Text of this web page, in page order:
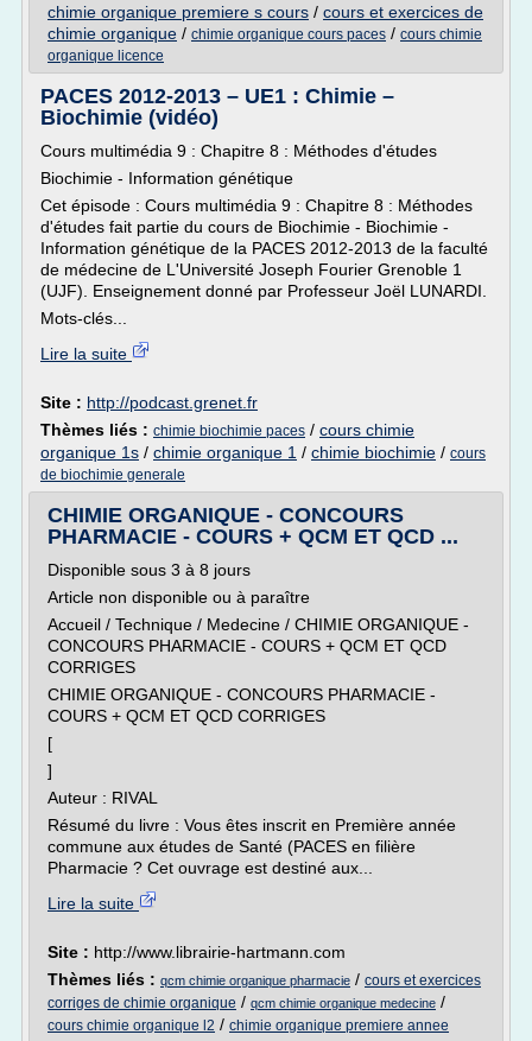
chimie organique premiere s cours / cours et exercices de
chimie organique / chimie organique cours paces / cours chimie
organique licence
PACES 2012-2013 – UE1 : Chimie –
Biochimie (vidéo)
Cours multimédia 9 : Chapitre 8 : Méthodes d'études
Biochimie - Information génétique
Cet épisode : Cours multimédia 9 : Chapitre 8 : Méthodes
d'études fait partie du cours de Biochimie - Biochimie -
Information génétique de la PACES 2012-2013 de la faculté
de médecine de L'Université Joseph Fourier Grenoble 1
(UJF). Enseignement donné par Professeur Joël LUNARDI.
Mots-clés...
Lire la suite
Site : http://podcast.grenet.fr
Thèmes liés : chimie biochimie paces / cours chimie
organique 1s / chimie organique 1 / chimie biochimie / cours
de biochimie generale
CHIMIE ORGANIQUE - CONCOURS
PHARMACIE - COURS + QCM ET QCD ...
Disponible sous 3 à 8 jours
Article non disponible ou à paraître
Accueil / Technique / Medecine / CHIMIE ORGANIQUE -
CONCOURS PHARMACIE - COURS + QCM ET QCD
CORRIGES
CHIMIE ORGANIQUE - CONCOURS PHARMACIE -
COURS + QCM ET QCD CORRIGES
[
]
Auteur : RIVAL
Résumé du livre : Vous êtes inscrit en Première année
commune aux études de Santé (PACES en filière
Pharmacie ? Cet ouvrage est destiné aux...
Lire la suite
Site : http://www.librairie-hartmann.com
Thèmes liés : qcm chimie organique pharmacie / cours et exercices
corriges de chimie organique / qcm chimie organique medecine /
cours chimie organique l2 / chimie organique premiere annee